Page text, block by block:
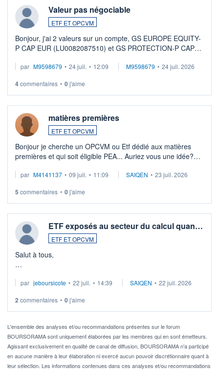
Valeur pas négociable
ETF ET OPCVM
Bonjour, j'ai 2 valeurs sur un compte, GS EUROPE EQUITY-
P CAP EUR (LU0082087510) et GS PROTECTION-P CAP
veux procéder à la vente, on me signale ...
par M9598679 • 24 juil. • 12:09 M9598679 • 24 juil. 2026
4commentaires • 0j'aime
matières premières
ETF ET OPCVM
Bonjour je cherche un OPCVM ou Etf dédié aux matières
premières et qui soit éligible PEA... Auriez vous une idée?
par M4141137 • 09 juil. • 11:09 SAIQEN • 23 juil. 2026
5 commentaires • 0j'aime
ETF exposés au secteur du calcul quan…
ETF ET OPCVM
Salut à tous,
via un ETF plutôt que des actions individuelles.
Idéalement, je voudrais qu'il soit éligible au PEA.
Pour l' ...
par jeboursicote • 22 juil. • 14:39 SAIQEN • 22 juil. 2026
2 commentaires • 0j'aime
L'ensemble des analyses et/ou recommandations présentes sur le forum
BOURSORAMA sont uniquement élaborées par les membres qui en sont émetteurs.
Agissant exclusivement en qualité de canal de diffusion, BOURSORAMA n'a participé
en aucune manière à leur élaboration ni exercé aucun pouvoir discrétionnaire quant à
leur sélection. Les informations contenues dans ces analyses et/ou recommandations